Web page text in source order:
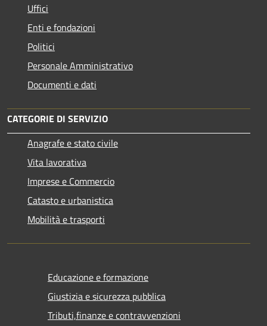
Uffici
Enti e fondazioni
Politici
Personale Amministrativo
Documenti e dati
CATEGORIE DI SERVIZIO
Anagrafe e stato civile
Vita lavorativa
Imprese e Commercio
Catasto e urbanistica
Mobilità e trasporti
Educazione e formazione
Giustizia e sicurezza pubblica
Tributi,finanze e contravvenzioni